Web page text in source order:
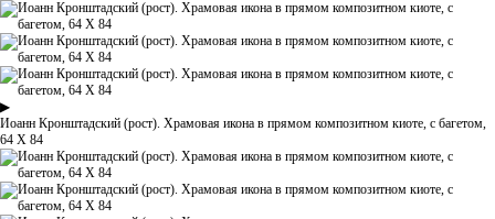
▶
Иоанн Кронштадский (рост). Храмовая икона в прямом композитном киоте, с багетом,
64 Х 84